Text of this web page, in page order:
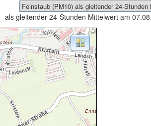
- als gleitender 24-Stunden Mittelwert am